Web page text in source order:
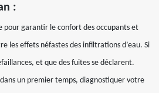
:
garantir le confort des occupants et
les effets néfastes des infiltrations d’eau. Si
et que des fuites se déclarent.
un premier temps, diagnostiquer votre